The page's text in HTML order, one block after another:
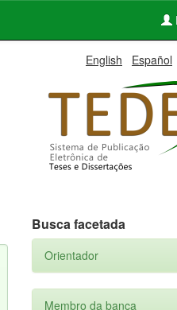
English Español
Busca facetada
Orientador
Membro da banca